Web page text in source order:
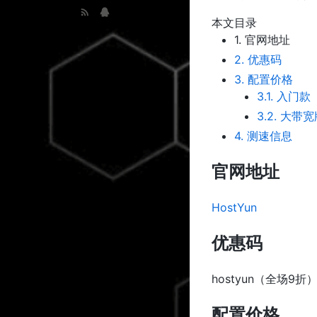
本文目录
1. 官网地址
2. 优惠码
3. 配置价格
3.1. 入门款
3.2. 大带宽
4. 测速信息
官网地址
HostYun
优惠码
hostyun（全场9折）